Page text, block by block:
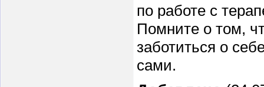
по работе с
Помните о том,
заботиться о
сами.